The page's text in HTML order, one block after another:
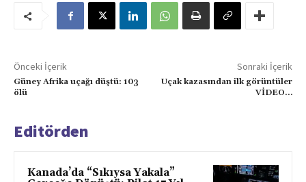
Önceki İçerik
Güney Afrika uçağı düştü: 103
ölü
Sonraki İçerik
Uçak kazasından ilk görüntüler
VİDEO…
Editörden
Kanada’da “Sıkıysa Yakala”